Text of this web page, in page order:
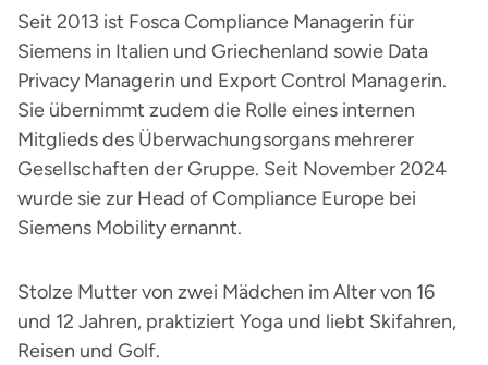
Seit 2013 ist Fosca Compliance Managerin für
Siemens in Italien und Griechenland sowie Data
Privacy Managerin und Export Control Managerin.
Sie übernimmt zudem die Rolle eines internen
Mitglieds des Überwachungsorgans mehrerer
Gesellschaften der Gruppe. Seit November 2024
wurde sie zur Head of Compliance Europe bei
Siemens Mobility ernannt.
Stolze Mutter von zwei Mädchen im Alter von 16
und 12 Jahren, praktiziert Yoga und liebt Skifahren,
Reisen und Golf.